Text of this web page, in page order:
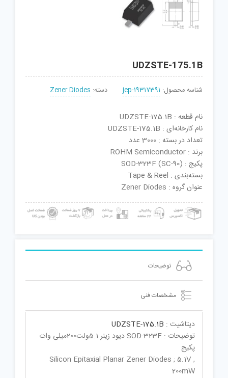
UDZSTE-175.1B
شناسه محصول: jep-19317391 دسته: Zener Diodes
نام قطعه : UDZSTE-175.1B
نام کارخانه‌ای : UDZSTE-175.1B
تعداد در بسته : 3000 عدد
برند : ROHM Semiconductor
پکیج : SOD-323F (SC-90)
بسته‌بندی : Tape & Reel
عنوان گروه : Zener Diodes
توضیحات
مشخصات فنی
دیتاشیت : UDZSTE-175.1B
توضیحات : SOD-323F دیود زینر 5.1ولت200میلی وات
پکیج
Silicon Epitaxial Planar Zener Diodes ; 5.1V ,
200mW